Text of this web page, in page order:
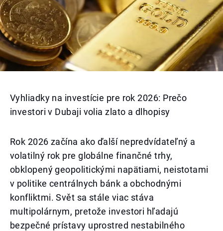
Vyhliadky na investície pre rok 2026: Prečo
investori v Dubaji volia zlato a dlhopisy
Rok 2026 začína ako ďalší nepredvídateľný a
volatilný rok pre globálne finančné trhy,
obklopený geopolitickými napätiami, neistotami
v politike centrálnych bánk a obchodnými
konfliktmi. Svět sa stále viac stáva
multipolárnym, pretože investori hľadajú
bezpečné prístavy uprostred nestabilného